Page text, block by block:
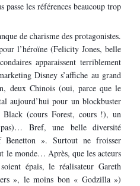
les références beaucoup trop
de charisme des protagonistes.
l’héroïne (Felicity Jones, belle
apparaissent terriblement
Disney s’affiche au grand
deux Chinois (oui, parce que le
aujourd’hui pour un blockbuster
(cours Forest, cours !), un
Bref, une belle diversité
». Surtout ne froisser
le monde… Après, que les acteurs
épais, le réalisateur Gareth
», le moins bon « Godzilla »)